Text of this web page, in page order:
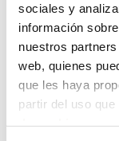
sociales y
información
nuestros
web, quienes
que les haya
partir del uso
¿Has olvidado tu